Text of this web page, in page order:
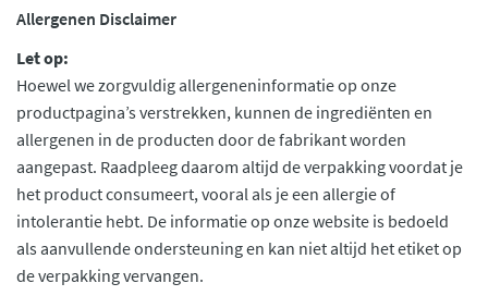
Allergenen Disclaimer
Let op:
Hoewel we zorgvuldig allergeneninformatie op onze
productpagina’s verstrekken, kunnen de ingrediënten en
allergenen in de producten door de fabrikant worden
aangepast. Raadpleeg daarom altijd de verpakking voordat je
het product consumeert, vooral als je een allergie of
intolerantie hebt. De informatie op onze website is bedoeld
als aanvullende ondersteuning en kan niet altijd het etiket op
de verpakking vervangen.